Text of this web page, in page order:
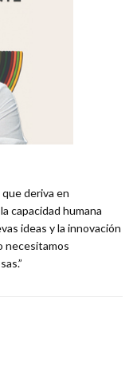
deriva en
capacidad humana
ideas y la innovación
necesitamos